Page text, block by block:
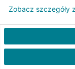
Warszawa,
Warszawa,
Zobacz szczegóły